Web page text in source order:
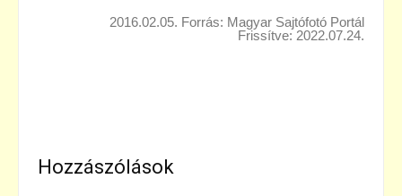
2016.02.05. Forrás: Magyar Sajtófotó Portál
Frissítve: 2022.07.24.
Hozzászólások